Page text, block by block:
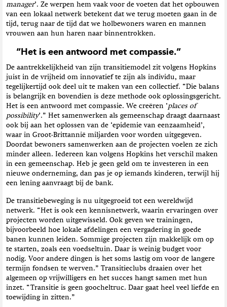
manager’. Ze werpen hem vaak voor de voeten dat het opbouwen
van een lokaal netwerk betekent dat we terug moeten gaan in de
tijd, terug naar de tijd dat we holbewoners waren en mannen
vrouwen aan hun haren naar binnentrokken.
“Het is een antwoord met compassie.”
De aantrekkelijkheid van zijn transitiemodel zit volgens Hopkins
juist in de vrijheid om innovatief te zijn als individu, maar
tegelijkertijd ook deel uit te maken van een collectief. “Die balans
is belangrijk en bovendien is deze methode ook oplossingsgericht.
Het is een antwoord met compassie. We creëren ‘places of
possibility’.” Het samenwerken als gemeenschap draagt daarnaast
ook bij aan het oplossen van de ‘epidemie van eenzaamheid’,
waar in Groot-Brittannië miljarden voor worden uitgegeven.
Doordat bewoners samenwerken aan de projecten voelen ze zich
minder alleen. Iedereen kan volgens Hopkins het verschil maken
in een gemeenschap. Heb je geen geld om te investeren in een
nieuwe onderneming, dan pas je op iemands kinderen, terwijl hij
een lening aanvraagt bij de bank.
De transitiebeweging is nu uitgegroeid tot een wereldwijd
netwerk. “Het is ook een kennisnetwerk, waarin ervaringen over
projecten worden uitgewisseld. Ook geven we trainingen,
bijvoorbeeld hoe lokale afdelingen een vergadering in goede
banen kunnen leiden. Sommige projecten zijn makkelijk om op
te starten, zoals een voedseltuin. Daar is weinig budget voor
nodig. Voor andere dingen is het soms lastig om voor de langere
termijn fondsen te werven.” Transitieclubs draaien over het
algemeen op vrijwilligers en het succes hangt samen met hun
inzet. “Transitie is geen goocheltruc. Daar gaat heel veel liefde en
toewijding in zitten.”